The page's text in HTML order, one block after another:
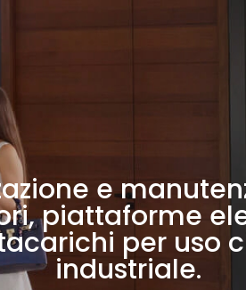
e
piattaforme
per uso
industriale.